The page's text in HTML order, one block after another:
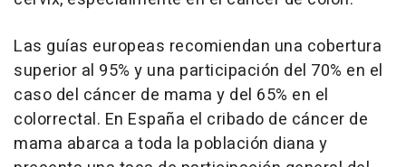
Las guías europeas recomiendan una cobertura
superior al 95% y una participación del 70% en el
caso del cáncer de mama y del 65% en el
colorrectal. En España el cribado de cáncer de
mama abarca a toda la población diana y